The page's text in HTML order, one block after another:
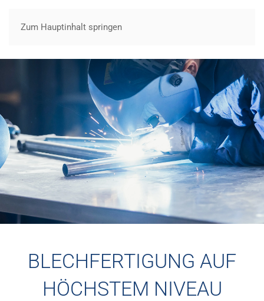
Zum Hauptinhalt springen
BLECHFERTIGUNG AUF
HÖCHSTEM NIVEAU